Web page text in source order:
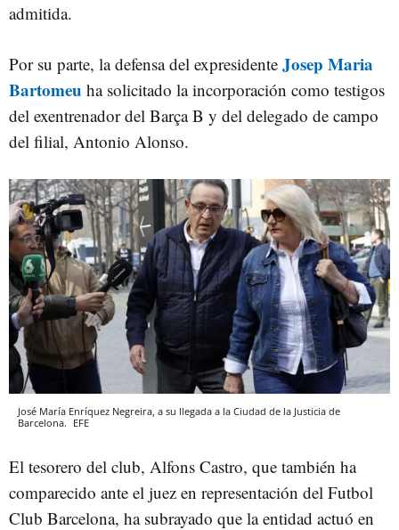
admitida.
Por su parte, la defensa del expresidente Josep Maria
Bartomeu ha solicitado la incorporación como testigos
del exentrenador del Barça B y del delegado de campo
del filial, Antonio Alonso.
José María Enríquez Negreira, a su llegada a la Ciudad de la Justicia de
Barcelona. EFE
El tesorero del club, Alfons Castro, que también ha
comparecido ante el juez en representación del Futbol
Club Barcelona, ha subrayado que la entidad actuó en